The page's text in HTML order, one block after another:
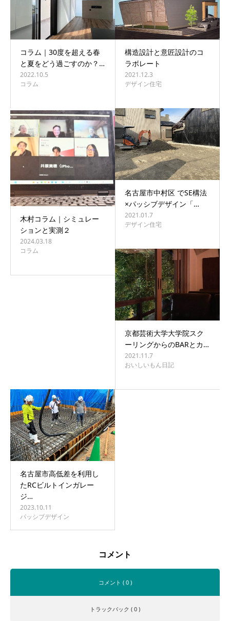
コラム｜30度を超える春
と夏をどう過ごすのか？…
2022.10.5
コラム
構造設計と意匠設計のコ
ラボレート
2021.12.3
デザイン住宅
木村コラム｜シミュレー
ションと実測２
2024.03.18
コラム
名古屋市中村区 でSE構法
×パッシブデザイン「…
2021.01.7
デザイン住宅
京都芸術大学大学院スク
ーリングからのBARとカ…
2021.11.7
おいしいもん日記
名古屋市高低差を利用し
たRCビルトインガレー
ジ…
2023.10.11
パッシブデザイン
コメント
コメント ( 0 )
トラックバック ( 0 )